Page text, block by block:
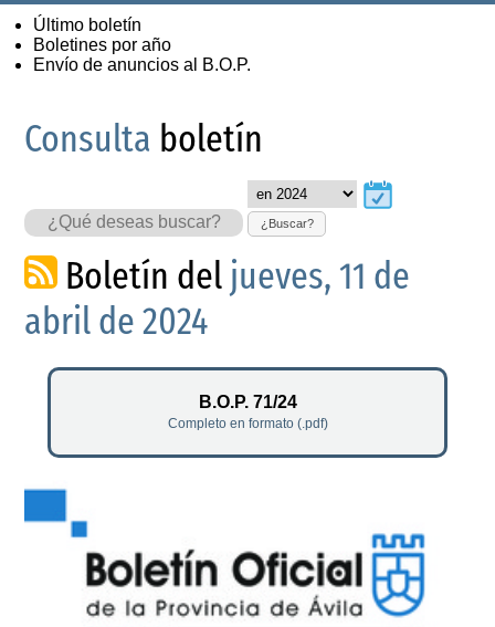
Último boletín
Boletines por año
Envío de anuncios al B.O.P.
Consulta boletín
¿Buscar?
Boletín del jueves, 11 de
abril de 2024
B.O.P. 71/24
Completo en formato (.pdf)